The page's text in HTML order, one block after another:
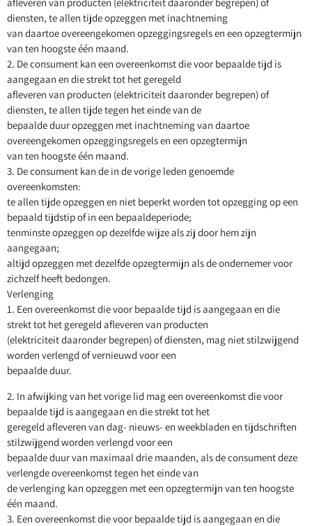
diensten, te allen tijde opzeggen met inachtneming
van daartoe overeengekomen opzeggingsregels en een opzegtermijn
van ten hoogste één maand.
2. De consument kan een overeenkomst die voor bepaalde tijd is
aangegaan en die strekt tot het geregeld
afleveren van producten (elektriciteit daaronder begrepen) of
diensten, te allen tijde tegen het einde van de
bepaalde duur opzeggen met inachtneming van daartoe
overeengekomen opzeggingsregels en een opzegtermijn
van ten hoogste één maand.
3. De consument kan de in de vorige leden genoemde
overeenkomsten:
te allen tijde opzeggen en niet beperkt worden tot opzegging op een
bepaald tijdstip of in een bepaaldeperiode;
tenminste opzeggen op dezelfde wijze als zij door hem zijn
aangegaan;
altijd opzeggen met dezelfde opzegtermijn als de ondernemer voor
zichzelf heeft bedongen.
Verlenging
1. Een overeenkomst die voor bepaalde tijd is aangegaan en die
strekt tot het geregeld afleveren van producten
(elektriciteit daaronder begrepen) of diensten, mag niet stilzwijgend
worden verlengd of vernieuwd voor een
bepaalde duur.
2. In afwijking van het vorige lid mag een overeenkomst die voor
bepaalde tijd is aangegaan en die strekt tot het
geregeld afleveren van dag- nieuws- en weekbladen en tijdschriften
stilzwijgend worden verlengd voor een
bepaalde duur van maximaal drie maanden, als de consument deze
verlengde overeenkomst tegen het einde van
de verlenging kan opzeggen met een opzegtermijn van ten hoogste
één maand.
3. Een overeenkomst die voor bepaalde tijd is aangegaan en die